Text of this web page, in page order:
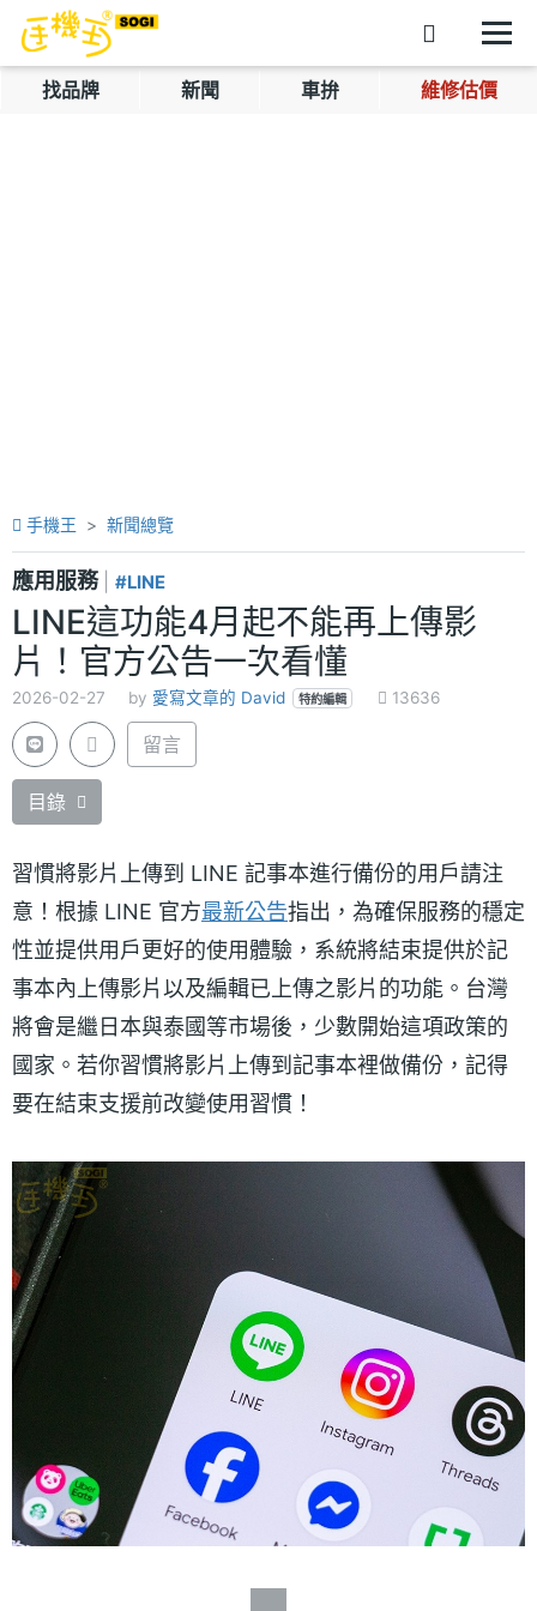
找品牌 新聞 車拚 維修估價
手機王 新聞總覽
應用服務 #LINE
LINE這功能4月起不能再上傳影
片！官方公告一次看懂
2026-02-27 by 愛寫文章的 David 特約編輯 13636
留言
目錄
習慣將影片上傳到 LINE 記事本進行備份的用戶請注
意！根據 LINE 官方最新公告指出，為確保服務的穩定
性並提供用戶更好的使用體驗，系統將結束提供於記
事本內上傳影片以及編輯已上傳之影片的功能。台灣
將會是繼日本與泰國等市場後，少數開始這項政策的
國家。若你習慣將影片上傳到記事本裡做備份，記得
要在結束支援前改變使用習慣！